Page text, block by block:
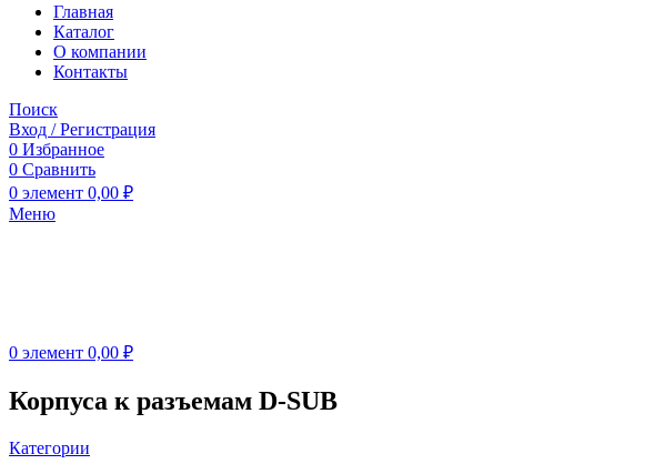
Главная
Каталог
О компании
Контакты
Поиск
Вход / Регистрация
0 Избранное
0 Сравнить
0 элемент 0,00 ₽
Меню
0 элемент 0,00 ₽
Корпуса к разъемам D-SUB
Категории